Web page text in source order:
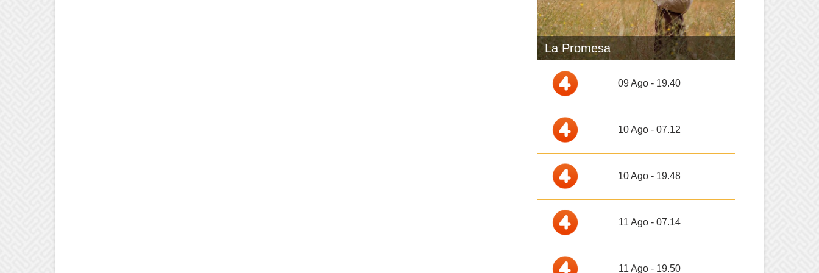
La Promesa
09 Ago - 19.40
10 Ago - 07.12
10 Ago - 19.48
11 Ago - 07.14
11 Ago - 19.50